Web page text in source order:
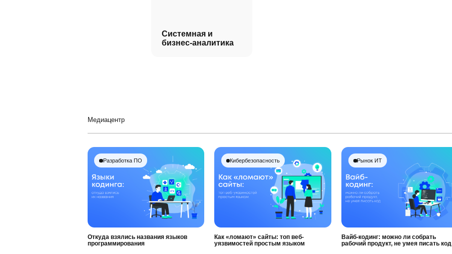
Системная и
бизнес-аналитика
Медиацентр
Разработка ПО
Откуда взялись названия языков
программирования
Кибербезопасность
Как «ломают» сайты: топ веб-
уязвимостей простым языком
Рынок ИТ
Вайб-кодинг: можно ли собрать
рабочий продукт, не умея писать код